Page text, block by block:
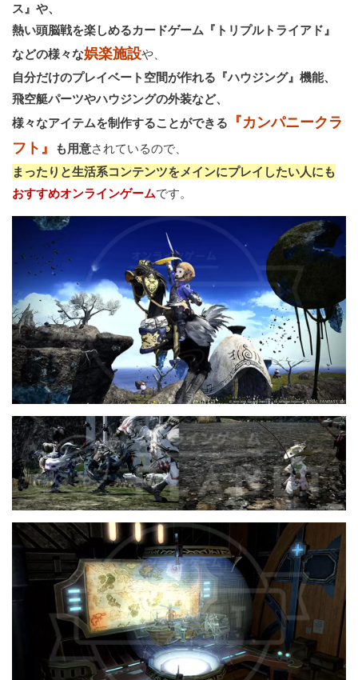
ス』や、
熱い頭脳戦を楽しめるカードゲーム『トリプルトライアド』
などの様々な娯楽施設や、
自分だけのプレイベート空間が作れる『ハウジング』機能、
飛空艇パーツやハウジングの外装など、
様々なアイテムを制作することができる
『カンパニークラ
フト』
も用意されているので、
まったりと生活系コンテンツをメインにプレイしたい人にも
おすすめオンラインゲームです。